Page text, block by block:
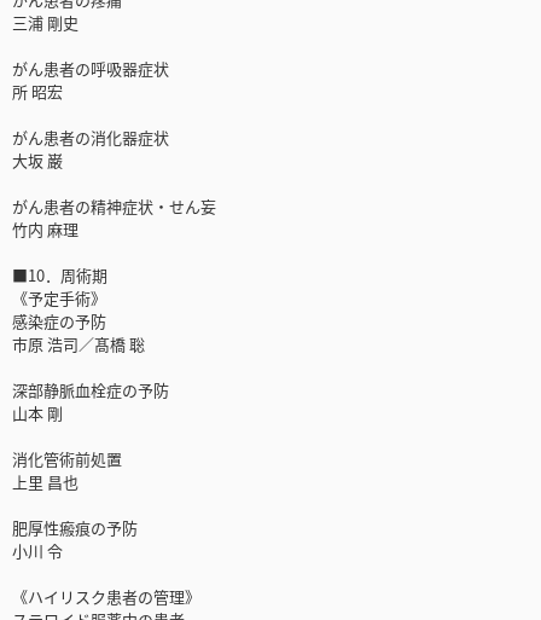
三浦 剛史
がん患者の呼吸器症状
所 昭宏
がん患者の消化器症状
大坂 巌
がん患者の精神症状・せん妄
竹内 麻理
■10．周術期
《予定手術》
感染症の予防
市原 浩司／髙橋 聡
深部静脈血栓症の予防
山本 剛
消化管術前処置
上里 昌也
肥厚性瘢痕の予防
小川 令
《ハイリスク患者の管理》